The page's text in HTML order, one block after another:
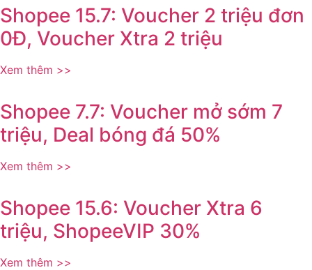
Shopee 15.7: Voucher 2 triệu đơn
0Đ, Voucher Xtra 2 triệu
Xem thêm >>
Shopee 7.7: Voucher mở sớm 7
triệu, Deal bóng đá 50%
Xem thêm >>
Shopee 15.6: Voucher Xtra 6
triệu, ShopeeVIP 30%
Xem thêm >>